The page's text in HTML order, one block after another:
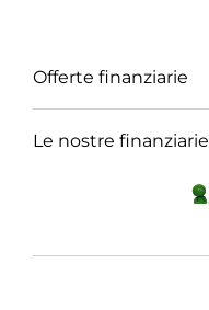
Offerte finanziarie
Le nostre finanziarie